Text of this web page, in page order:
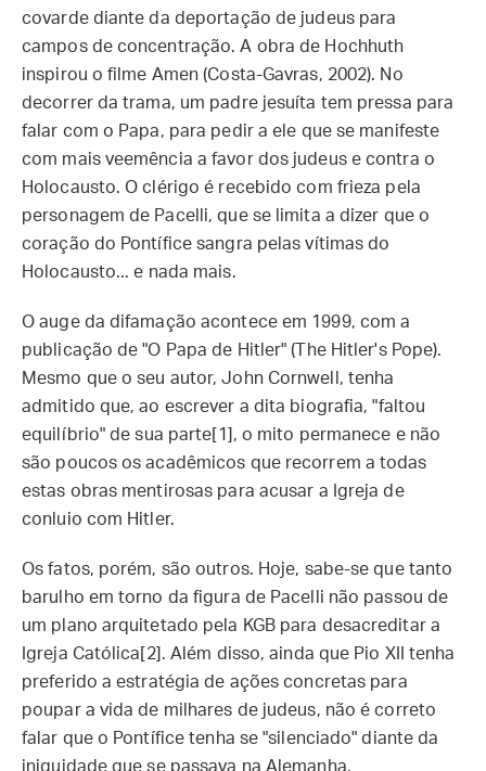
covarde diante da deportação de judeus para
campos de concentração. A obra de Hochhuth
inspirou o filme Amen (Costa-Gavras, 2002). No
decorrer da trama, um padre jesuíta tem pressa para
falar com o Papa, para pedir a ele que se manifeste
com mais veemência a favor dos judeus e contra o
Holocausto. O clérigo é recebido com frieza pela
personagem de Pacelli, que se limita a dizer que o
coração do Pontífice sangra pelas vítimas do
Holocausto... e nada mais.
O auge da difamação acontece em 1999, com a
publicação de "O Papa de Hitler" (The Hitler's Pope).
Mesmo que o seu autor, John Cornwell, tenha
admitido que, ao escrever a dita biografia, "faltou
equilíbrio" de sua parte[1], o mito permanece e não
são poucos os acadêmicos que recorrem a todas
estas obras mentirosas para acusar a Igreja de
conluio com Hitler.
Os fatos, porém, são outros. Hoje, sabe-se que tanto
barulho em torno da figura de Pacelli não passou de
um plano arquitetado pela KGB para desacreditar a
Igreja Católica[2]. Além disso, ainda que Pio XII tenha
preferido a estratégia de ações concretas para
poupar a vida de milhares de judeus, não é correto
falar que o Pontífice tenha se "silenciado" diante da
iniquidade que se passava na Alemanha.